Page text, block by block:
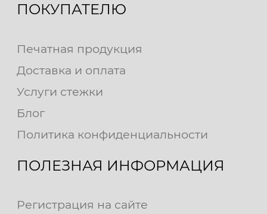
ПОКУПАТЕЛЮ
Печатная продукция
Доставка и оплата
Услуги стежки
Блог
Политика конфиденциальности
ПОЛЕЗНАЯ ИНФОРМАЦИЯ
Регистрация на сайте